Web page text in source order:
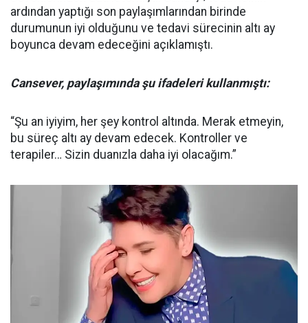
ardından yaptığı son paylaşımlarından birinde
durumunun iyi olduğunu ve tedavi sürecinin altı ay
boyunca devam edeceğini açıklamıştı.
Cansever, paylaşımında şu ifadeleri kullanmıştı:
“Şu an iyiyim, her şey kontrol altında. Merak etmeyin,
bu süreç altı ay devam edecek. Kontroller ve
terapiler… Sizin duanızla daha iyi olacağım.”